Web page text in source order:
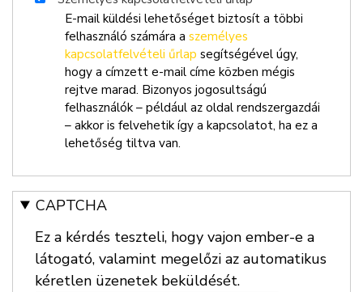
E-mail küldési lehetőséget biztosít a többi
felhasználó számára a személyes
kapcsolatfelvételi űrlap segítségével úgy,
hogy a címzett e-mail címe közben mégis
rejtve marad. Bizonyos jogosultságú
felhasználók – például az oldal rendszergazdái
– akkor is felvehetik így a kapcsolatot, ha ez a
lehetőség tiltva van.
CAPTCHA
Ez a kérdés teszteli, hogy vajon ember-e a
látogató, valamint megelőzi az automatikus
kéretlen üzenetek beküldését.